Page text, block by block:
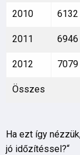
2010 6132
2011 6946
2012 7079
Összes
Ha ezt így
jó időzítéssel?“